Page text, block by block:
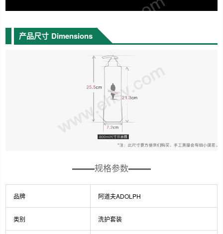
产品尺寸 Dimensions
规格参数
品牌 阿道夫ADOLPH
类别 洗护套装